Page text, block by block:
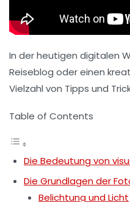
In der heutigen digitalen
Reiseblog oder einen
Vielzahl von Tipps und
Table of Contents
Die Bedeutung von
Die Grundlagen der
Belichtung und Licht